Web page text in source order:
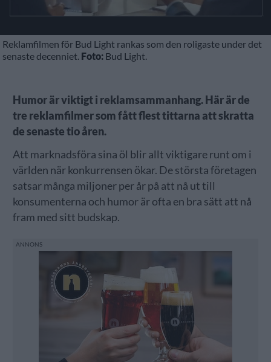
Reklamfilmen för Bud Light rankas som den roligaste under det
senaste decenniet. Foto: Bud Light.
Humor är viktigt i reklamsammanhang. Här är de
tre reklamfilmer som fått flest tittarna att skratta
de senaste tio åren.
Att marknadsföra sina öl blir allt viktigare runt om i
världen när konkurrensen ökar. De största företagen
satsar många miljoner per år på att nå ut till
konsumenterna och humor är ofta en bra sätt att nå
fram med sitt budskap.